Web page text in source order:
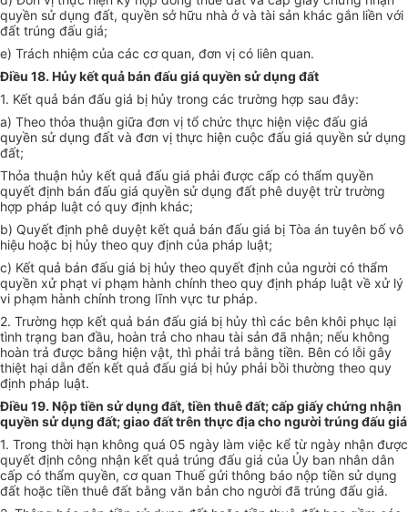
quyền sử dụng đất, quyền sở hữu nhà ở và tài sản khác gắn liền với
đất trúng đấu giá;
e) Trách nhiệm của các cơ quan, đơn vị có liên quan.
Điều 18. Hủy kết quả bán đấu giá quyền sử dụng đất
1. Kết quả bán đấu giá bị hủy trong các trường hợp sau đây:
a) Theo thỏa thuận giữa đơn vị tổ chức thực hiện việc đấu giá
quyền sử dụng đất và đơn vị thực hiện cuộc đấu giá quyền sử dụng
đất;
Thỏa thuận hủy kết quả đấu giá phải được cấp có thẩm quyền
quyết định bán đấu giá quyền sử dụng đất phê duyệt trừ trường
hợp pháp luật có quy định khác;
b) Quyết định phê duyệt kết quả bán đấu giá bị Tòa án tuyên bố vô
hiệu hoặc bị hủy theo quy định của pháp luật;
c) Kết quả bán đấu giá bị hủy theo quyết định của người có thẩm
quyền xử phạt vi phạm hành chính theo quy định pháp luật về xử lý
vi phạm hành chính trong lĩnh vực tư pháp.
2. Trường hợp kết quả bán đấu giá bị hủy thì các bên khôi phục lại
tình trạng ban đầu, hoàn trả cho nhau tài sản đã nhận; nếu không
hoàn trả được bằng hiện vật, thì phải trả bằng tiền. Bên có lỗi gây
thiệt hại dẫn đến kết quả đấu giá bị hủy phải bồi thường theo quy
định pháp luật.
Điều 19. Nộp tiền sử dụng đất, tiền thuê đất; cấp giấy chứng nhận
quyền sử dụng đất; giao đất trên thực địa cho người trúng đấu giá
1. Trong thời hạn không quá 05 ngày làm việc kể từ ngày nhận được
quyết định công nhận kết quả trúng đấu giá của Ủy ban nhân dân
cấp có thẩm quyền, cơ quan Thuế gửi thông báo nộp tiền sử dụng
đất hoặc tiền thuê đất bằng văn bản cho người đã trúng đấu giá.